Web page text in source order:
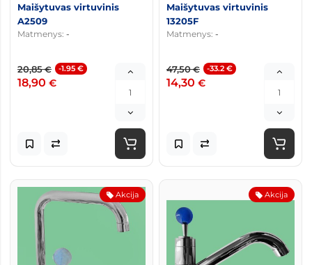
Maišytuvas virtuvinis
A2509
Matmenys: -
20,85€ -1.95 €
18,90 €
Maišytuvas virtuvinis
13205F
Matmenys: -
47,50€ -33.2 €
14,30 €
Akcija Akcija